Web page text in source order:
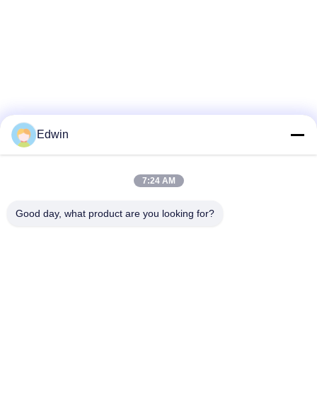
Edwin
7:24 AM
Good day, what product are you looking for?